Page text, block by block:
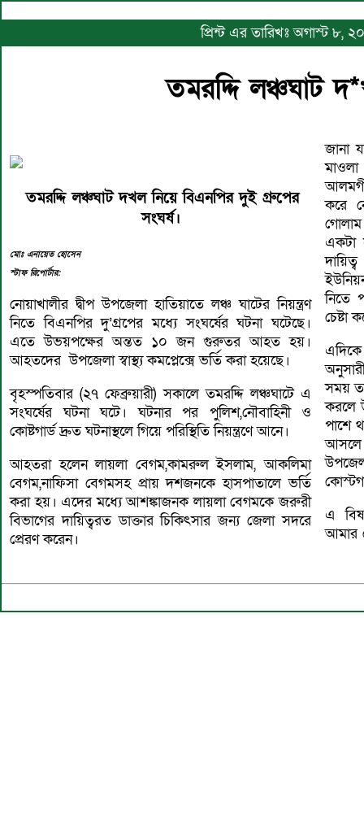
প্রিন্ট এর তারিখঃ অগাস্ট ৮,
তমরদ্দি লঞ্চঘাট
তমরদ্দি লঞ্চঘাট দখল নিয়ে বিএনপির দুই গ্রুপের
সংঘর্ষ।
মোঃ এনায়েত হোসেন
স্টাফ রিপোর্টার:
নোয়াখালীর দ্বীপ উপজেলা হাতিয়াতে লঞ্চ ঘাটের নিয়ন্ত্রণ
নিতে বিএনপির দু’গ্রপের মধ্যে সংঘর্ষের ঘটনা ঘটেছে।
এতে উভয়পক্ষের অন্তত ১০ জন গুরুতর আহত হয়।
আহতদের উপজেলা স্বাস্থ্য কমপ্লেক্সে ভর্তি করা হয়েছে।
বৃহস্পতিবার (২৭ ফেব্রুয়ারী) সকালে তমরদ্দি লঞ্চঘাটে এ
সংঘর্ষের ঘটনা ঘটে। ঘটনার পর পুলিশ,নৌবাহিনী ও
কোষ্টগার্ড দ্রুত ঘটনাস্থলে গিয়ে পরিস্থিতি নিয়ন্ত্রণে আনে।
আহতরা হলেন লায়লা বেগম,কামরুল ইসলাম, আকলিমা
বেগম,নাফিসা বেগমসহ প্রায় দশজনকে হাসপাতালে ভর্তি
করা হয়। এদের মধ্যে আশঙ্কাজনক লায়লা বেগমকে জরুরী
বিভাগের দায়িত্বরত ডাক্তার চিকিৎসার জন্য জেলা সদরে
প্রেরণ করেন।
জানা
করে
একটা
নিতে
চেষ্টা
সময়
করলে
পাশে
আসলে
এ
আমার